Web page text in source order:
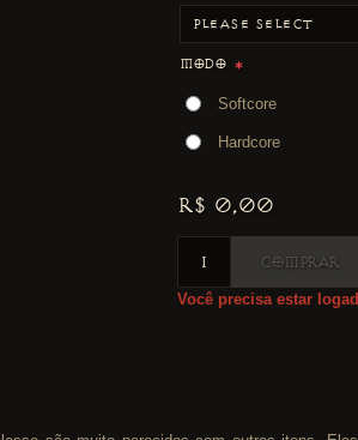
MODO *
Softcore
Hardcore
R$ 0,00
COMPRAR
Você precisa estar